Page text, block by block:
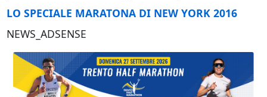
LO SPECIALE MARATONA DI NEW YORK 2016
NEWS_ADSENSE